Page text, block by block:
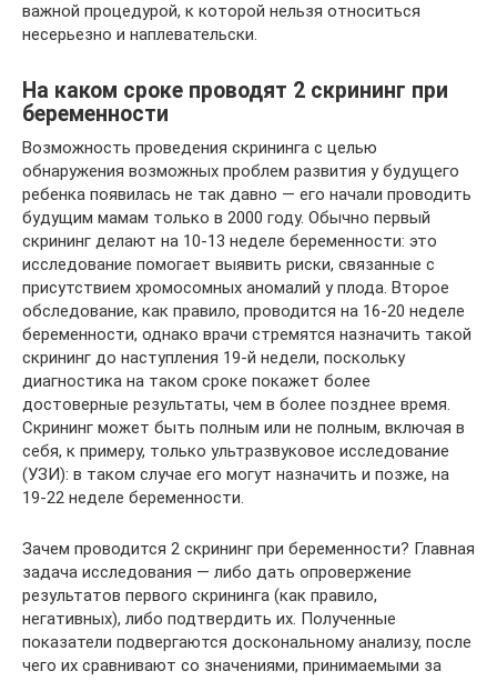
важной процедурой, к которой нельзя относиться
несерьезно и наплевательски.
На каком сроке проводят 2 скрининг при
беременности
Возможность проведения скрининга с целью
обнаружения возможных проблем развития у будущего
ребенка появилась не так давно — его начали проводить
будущим мамам только в 2000 году. Обычно первый
скрининг делают на 10-13 неделе беременности: это
исследование помогает выявить риски, связанные с
присутствием хромосомных аномалий у плода. Второе
обследование, как правило, проводится на 16-20 неделе
беременности, однако врачи стремятся назначить такой
скрининг до наступления 19-й недели, поскольку
диагностика на таком сроке покажет более
достоверные результаты, чем в более позднее время.
Скрининг может быть полным или не полным, включая в
себя, к примеру, только ультразвуковое исследование
(УЗИ): в таком случае его могут назначить и позже, на
19-22 неделе беременности.
Зачем проводится 2 скрининг при беременности? Главная
задача исследования — либо дать опровержение
результатов первого скрининга (как правило,
негативных), либо подтвердить их. Полученные
показатели подвергаются доскональному анализу, после
чего их сравнивают со значениями, принимаемыми за